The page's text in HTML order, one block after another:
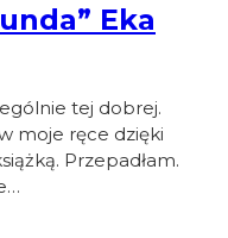
Eka
tej dobrej.
moje ręce dzięki
Przepadłam.